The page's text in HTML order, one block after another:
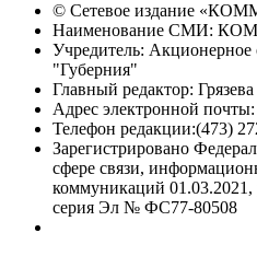
© Сетевое издание «
Наименование СМИ:
Учредитель:
"Губерния"
Главный редактор:
Адрес электронной
Телефон редакции:(473)
Зарегистрировано
сфере связи,
коммуникаций
серия Эл № ФС77-80508